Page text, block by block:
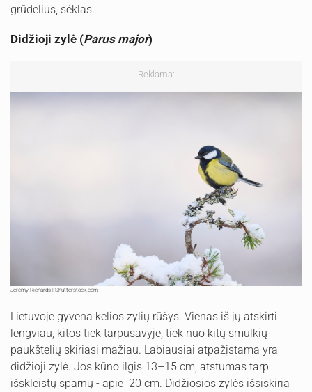
grūdelius, sėklas.
Didžioji zylė (Parus major)
Reklama:
Jeremy Richards | Shutterstock.com
Lietuvoje gyvena kelios zylių rūšys. Vienas iš jų atskirti
lengviau, kitos tiek tarpusavyje, tiek nuo kitų smulkių
paukštelių skiriasi mažiau. Labiausiai atpažįstama yra
didžioji zylė. Jos kūno ilgis 13–15 cm, atstumas tarp
išskleistų sparnų - apie 20 cm. Didžiosios zylės išsiskiria